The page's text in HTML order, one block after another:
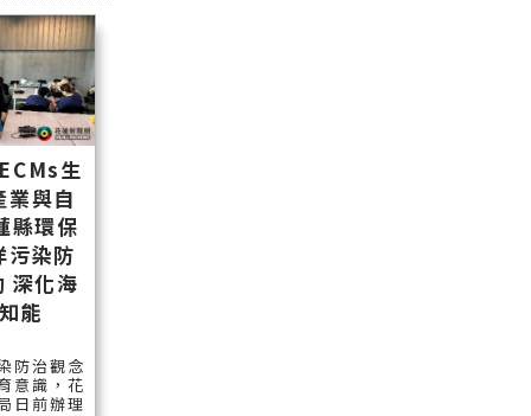
生
業與自
縣環保
污染防
深化海
能
防治觀念
意識，花
日前辦理